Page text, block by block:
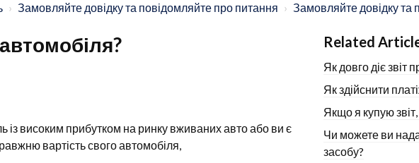
Замовляйте довідку та повідомляйте про питання Замовляйте довідку та
із високим прибутком на ринку вживаних авто або ви є
вартість свого автомобіля,
Related
Як довго діє звіт
Як здійснити
Якщо я купую
Чи можете ви
засобу?